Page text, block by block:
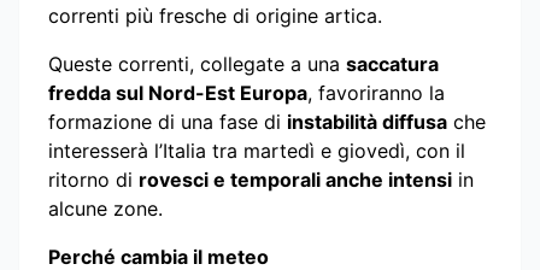
correnti più fresche di origine artica.
Queste correnti, collegate a una saccatura
fredda sul Nord-Est Europa, favoriranno la
formazione di una fase di instabilità diffusa che
interesserà l’Italia tra martedì e giovedì, con il
ritorno di rovesci e temporali anche intensi in
alcune zone.
Perché cambia il meteo